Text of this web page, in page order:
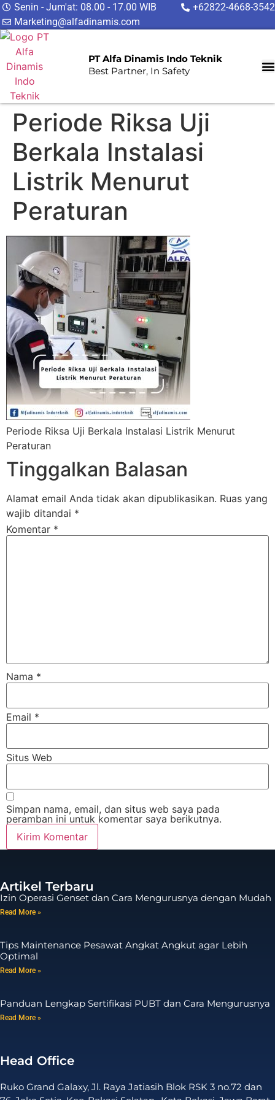
Senin - Jum'at: 08.00 - 17.00 WIB
+62822-4668-3542
Marketing@alfadinamis.com
PT Alfa Dinamis Indo Teknik
Best Partner, In Safety
Periode Riksa Uji
Berkala Instalasi
Listrik Menurut
Peraturan
Periode Riksa Uji Berkala Instalasi Listrik Menurut
Peraturan
Tinggalkan Balasan
Alamat email Anda tidak akan dipublikasikan. Ruas yang
wajib ditandai *
Komentar *
Nama *
Email *
Situs Web
Simpan nama, email, dan situs web saya pada
peramban ini untuk komentar saya berikutnya.
Artikel Terbaru
Izin Operasi Genset dan Cara Mengurusnya dengan Mudah
Read More »
Tips Maintenance Pesawat Angkat Angkut agar Lebih
Optimal
Read More »
Panduan Lengkap Sertifikasi PUBT dan Cara Mengurusnya
Read More »
Head Office
Ruko Grand Galaxy, Jl. Raya Jatiasih Blok RSK 3 no.72 dan